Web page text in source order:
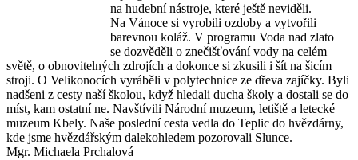
na hudební nástroje, které ještě neviděli.
Na Vánoce si vyrobili ozdoby a vytvořili
barevnou koláž. V programu Voda nad zlato
se dozvěděli o znečišťování vody na celém
světě, o obnovitelných zdrojích a dokonce si zkusili i šít na šicím
stroji. O Velikonocích vyráběli v polytechnice ze dřeva zajíčky. Byli
nadšeni z cesty naší školou, když hledali ducha školy a dostali se do
míst, kam ostatní ne. Navštívili Národní muzeum, letiště a letecké
muzeum Kbely. Naše poslední cesta vedla do Teplic do hvězdárny,
kde jsme hvězdářským dalekohledem pozorovali Slunce.
Mgr. Michaela Prchalová